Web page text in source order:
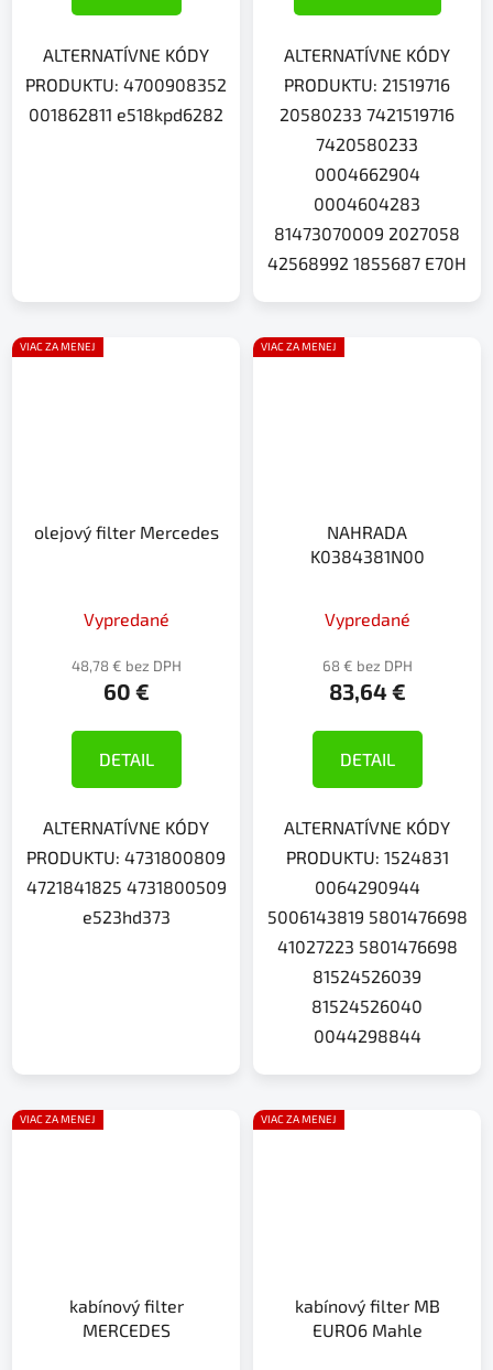
ALTERNATÍVNE KÓDY
PRODUKTU: 4700908352
001862811 e518kpd6282
ALTERNATÍVNE KÓDY
PRODUKTU: 21519716
20580233 7421519716
7420580233
0004662904
0004604283
81473070009 2027058
42568992 1855687 E70H
VIAC ZA MENEJ
olejový filter Mercedes
Vypredané
48,78 € bez DPH
60 €
DETAIL
ALTERNATÍVNE KÓDY
PRODUKTU: 4731800809
4721841825 4731800509
e523hd373
VIAC ZA MENEJ
NAHRADA
K0384381N00
Vypredané
68 € bez DPH
83,64 €
DETAIL
ALTERNATÍVNE KÓDY
PRODUKTU: 1524831
0064290944
5006143819 5801476698
41027223 5801476698
81524526039
81524526040
0044298844
VIAC ZA MENEJ
kabínový filter
MERCEDES
VIAC ZA MENEJ
kabínový filter MB
EURO6 Mahle